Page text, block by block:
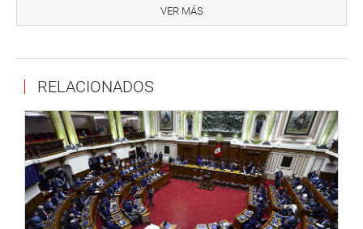
2017-2018-CR que, en un solo artículo, incorpora un
último párrafo al artículo 33 del Reglamento del
En tal sentido se agrega: (…) los acuerdos de la
Mesa Directiva constituyen las normas de desarrollo del
artículo 3 y del presente artículo del Reglamento del
Congreso de la República, relativos a la autonomía y a la
dirección administrativa del Parlamento. Es de
cumplimiento obligatorio del Oficial Mayor, bajo
responsabilidad”.
VER MÁS
RELACIONADOS